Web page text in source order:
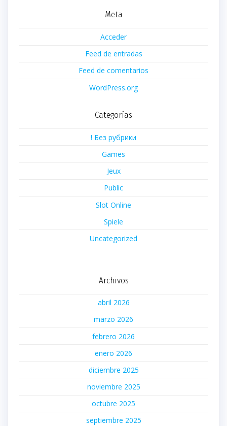
Meta
Acceder
Feed de entradas
Feed de comentarios
WordPress.org
Categorías
! Без рубрики
Games
Jeux
Public
Slot Online
Spiele
Uncategorized
Archivos
abril 2026
marzo 2026
febrero 2026
enero 2026
diciembre 2025
noviembre 2025
octubre 2025
septiembre 2025